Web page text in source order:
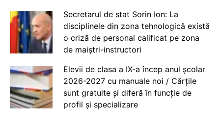
Secretarul de stat Sorin Ion: La
disciplinele din zona tehnologică există
o criză de personal calificat pe zona
de maiștri-instructori
Elevii de clasa a IX-a încep anul școlar
2026-2027 cu manuale noi / Cărțile
sunt gratuite și diferă în funcție de
profil și specializare